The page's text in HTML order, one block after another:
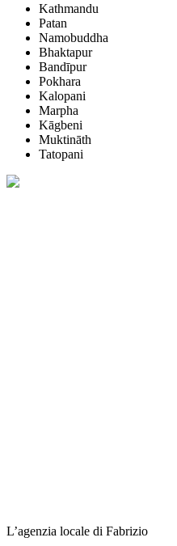
Kathmandu
Patan
Namobuddha
Bhaktapur
Bandīpur
Pokhara
Kalopani
Marpha
Kāgbeni
Muktināth
Tatopani
L’agenzia locale di Fabrizio